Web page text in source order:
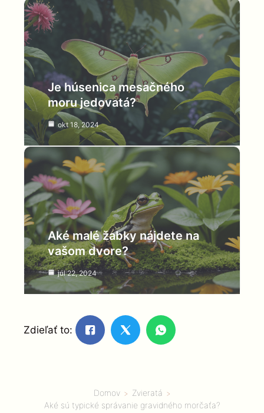
Je húsenica mesačného
moru jedovatá?
okt 18, 2024
Aké malé žabky nájdete na
vašom dvore?
júl 22, 2024
Zdieľať to:
Domov
Zvieratá
Aké sú typické správanie gravidného morčaťa?